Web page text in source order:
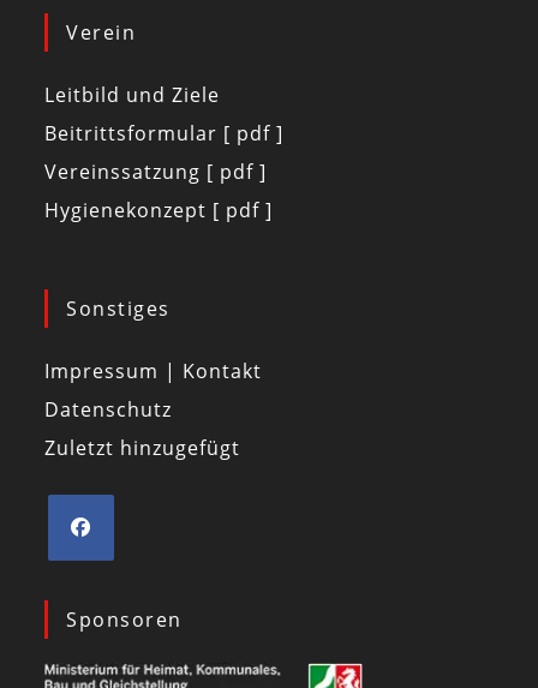
Verein
Leitbild und Ziele
Beitrittsformular [ pdf ]
Vereinssatzung [ pdf ]
Hygienekonzept [ pdf ]
Sonstiges
Impressum | Kontakt
Datenschutz
Zuletzt hinzugefügt
Sponsoren